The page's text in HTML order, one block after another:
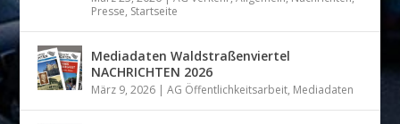
Presse, Startseite
Mediadaten Waldstraßenviertel
NACHRICHTEN 2026
März 9, 2026 |AG Öffentlichkeitsarbeit, Mediadaten